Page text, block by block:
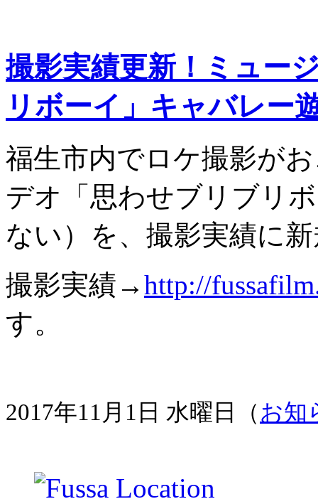
撮影実績更新！ミュー
リボーイ」キャバレー
福生市内でロケ撮影が
デオ「思わせブリブリ
ない）を、撮影実績に
撮影実績→http://
す。
2017年11月1日 水曜日（お知